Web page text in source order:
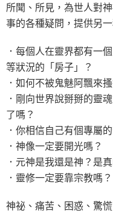
所聞、所見，為世人對
事的各種疑問，提供另
．每個人在靈界都有一
等狀況的「房子」？
．如何不被鬼魅阿飄來
．剛向世界說掰掰的靈
了嗎？
．你相信自己有個專屬
．神像一定要開光嗎？
．元神是我還是神？是
．靈修一定要靠宗教嗎？
神祕、痛苦、困惑、驚